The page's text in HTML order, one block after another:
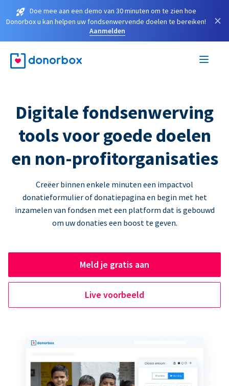
Doe mee aan een demo van 30 minuten om te zien hoe
Donorbox u kan helpen uw fondsenwervende doelen te bereiken!
Aanmelden
×
Digitale fondsenwerving
tools voor goede doelen
en non-profitorganisaties
Creëer binnen enkele minuten een impactvol
donatieformulier of donatiepagina en begin met het
inzamelen van fondsen met een platform dat is gebouwd
om uw donaties een boost te geven.
Meld je gratis aan
Live voorbeeld